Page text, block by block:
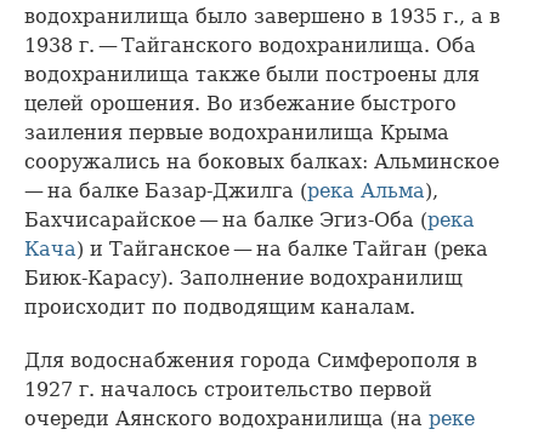
водохранилища было завершено в 1935 г., а в
1938 г. — Тайганского водохранилища. Оба
водохранилища также были построены для
целей орошения. Во избежание быстрого
заиления первые водохранилища Крыма
сооружались на боковых балках: Альминское
— на балке Базар-Джилга (река Альма),
Бахчисарайское — на балке Эгиз-Оба (река
Кача) и Тайганское — на балке Тайган (река
Биюк-Карасу). Заполнение водохранилищ
происходит по подводящим каналам.
Для водоснабжения города Симферополя в
1927 г. началось строительство первой
очереди Аянского водохранилища (на реке